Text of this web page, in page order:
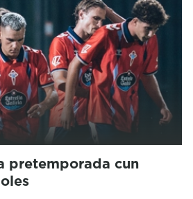
pretemporada cun